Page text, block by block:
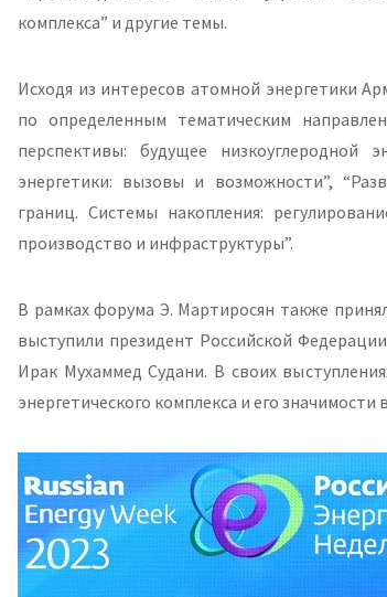
комплекса” и другие темы.
Исходя из интересов атомной энергетики
по определенным тематическим
перспективы: будущее низкоуглеродной
энергетики: вызовы и возможности”,
границ. Системы накопления:
производство и инфраструктуры”.
В рамках форума Э. Мартиросян также
выступили президент Российской
Ирак Мухаммед Судани. В своих
энергетического комплекса и его